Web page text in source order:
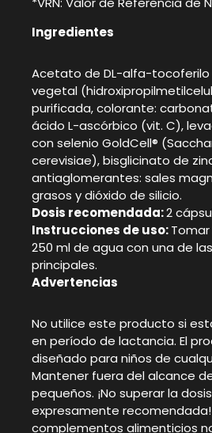
Ingredientes
Acetato de DL-alfa-tocoferilo
vegetal
purificada, colorante:
ácido L-ascórbico (vit. C),
con selenio GoldCell®
cerevisiae), bisglicinato de
antiaglomerantes: sales
grasos y dióxido de silicio.
Dosis recomendada:2
Instrucciones de uso:
250 ml de agua con una de
principales.
Advertencias
No utilice este producto si
en período de lactancia. El
diseñado para niños de
Mantener fuera del alcance
pequeños. ¡No superar la
expresamente recomendada!
complementos alimenticios